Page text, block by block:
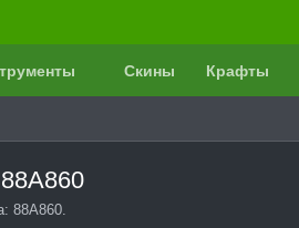
Скины Крафты
88A860.